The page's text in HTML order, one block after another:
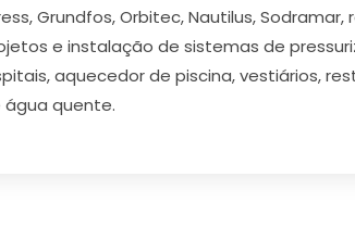
Grundfos, Orbitec, Nautilus, Sodramar,
e instalação de sistemas de
aquecedor de piscina, vestiários,
quente.